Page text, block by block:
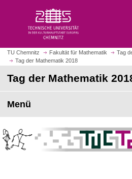
m
H
a
u
t
s
i
e
a
f
TU Chemnitz Fakultät für Mathematik
Tag
Tag der Mathematik 2018
Tag der Mathematik
Menü